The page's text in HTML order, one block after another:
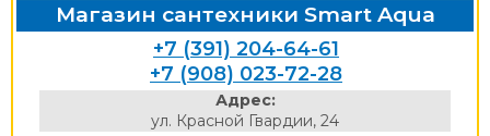
Магазин сантехники Smart Aqua
+7 (391) 204-64-61
+7 (908) 023-72-28
Адрес:
ул. Красной Гвардии, 24